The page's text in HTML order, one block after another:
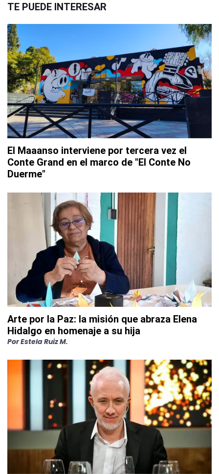
TE PUEDE INTERESAR
El Maaanso interviene por tercera vez el
Conte Grand en el marco de "El Conte No
Duerme"
Arte por la Paz: la misión que abraza Elena
Hidalgo en homenaje a su hija
PorEstela Ruiz M.